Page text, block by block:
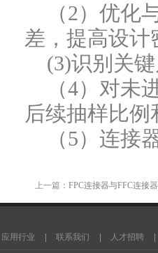
（2）优化
差，提高设计
(3)识别关
（4）对未
后续抽样比
（5）连接
上一篇： FPC连接器与FFC连接
机
三回程烘干机 腻子粉包装机
应用行业 联系我们 人才招聘